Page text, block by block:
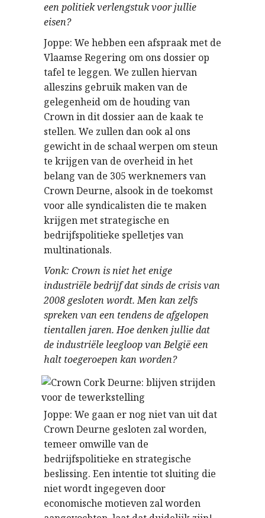
een politiek verlengstuk voor jullie
eisen?
Joppe: We hebben een afspraak met de
Vlaamse Regering om ons dossier op
tafel te leggen. We zullen hiervan
alleszins gebruik maken van de
gelegenheid om de houding van
Crown in dit dossier aan de kaak te
stellen. We zullen dan ook al ons
gewicht in de schaal werpen om steun
te krijgen van de overheid in het
belang van de 305 werknemers van
Crown Deurne, alsook in de toekomst
voor alle syndicalisten die te maken
krijgen met strategische en
bedrijfspolitieke spelletjes van
multinationals.
Vonk: Crown is niet het enige
industriële bedrijf dat sinds de crisis van
2008 gesloten wordt. Men kan zelfs
spreken van een tendens de afgelopen
tientallen jaren. Hoe denken jullie dat
de industriële leegloop van België een
halt toegeroepen kan worden?
Joppe: We gaan er nog niet van uit dat
Crown Deurne gesloten zal worden,
temeer omwille van de
bedrijfspolitieke en strategische
beslissing. Een intentie tot sluiting die
niet wordt ingegeven door
economische motieven zal worden